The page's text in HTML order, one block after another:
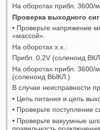
На оборотах прибл. 3600/
Проверка выходного
• Проверьте напряжение
«массой».
На оборотах х.х.:
Прибл. 0,2V (соленоид
На оборотах прибл. 3600/
(соленоид ВЫКЛ.)
В случае неисправности
• Цепь питания и цепь
• Проверьте поступление
• Проверьте вакуумные
правильность